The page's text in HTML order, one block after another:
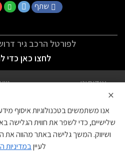
שתף
לפורטל הרכב גיר
לחצו כאן כדי
אודותינו
הצהרת נגישות
עוגיות
×
אנו משתמשים בטכנולוגיות איסוף
שלישיים, כדי לשפר את חווית הגלישה
ושיווק. המשך גלישה באתר מהווה את
לעייןבמדיניות